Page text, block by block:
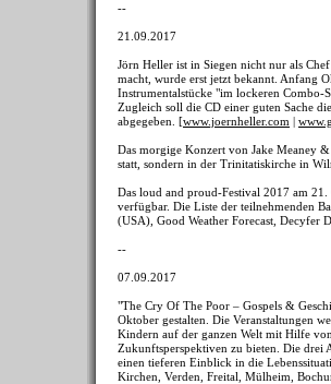
--
21.09.2017
Jörn Heller ist in Siegen nicht nur als
macht, wurde erst jetzt bekannt. Anfang
Instrumentalstücke "im lockeren Combo-
Zugleich soll die CD einer guten Sache
abgegeben. [www.joernheller.com |
Das morgige Konzert von Jake Meaney
statt, sondern in der Trinitatiskirche in
Das loud and proud-Festival 2017 am
verfügbar. Die Liste der teilnehmenden
(USA), Good Weather Forecast,
--
07.09.2017
"The Cry Of The Poor – Gospels &
Oktober gestalten. Die Veranstaltungen
Kindern auf der ganzen Welt mit Hilfe
Zukunftsperspektiven zu bieten. Die drei
einen tieferen Einblick in die
Kirchen, Verden, Freital, Mülheim,